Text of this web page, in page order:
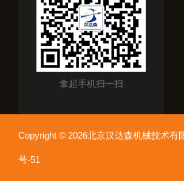
拿起手机扫一扫
Copyright © 2026北京汉达森机械技术
号-51